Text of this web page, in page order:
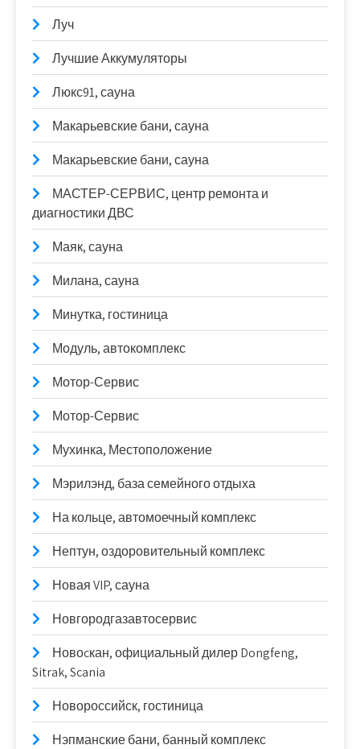
Луч
Лучшие Аккумуляторы
Люкс91, сауна
Макарьевские бани, сауна
Макарьевские бани, сауна
МАСТЕР-СЕРВИС, центр ремонта и
диагностики ДВС
Маяк, сауна
Милана, сауна
Минутка, гостиница
Модуль, автокомплекс
Мотор-Сервис
Мотор-Сервис
Мухинка, Местоположение
Мэрилэнд, база семейного отдыха
На кольце, автомоечный комплекс
Нептун, оздоровительный комплекс
Новая VIP, сауна
Новгородгазавтосервис
Новоcкан, официальный дилер Dongfeng,
Sitrak, Scania
Новороссийск, гостиница
Нэпманские бани, банный комплекс